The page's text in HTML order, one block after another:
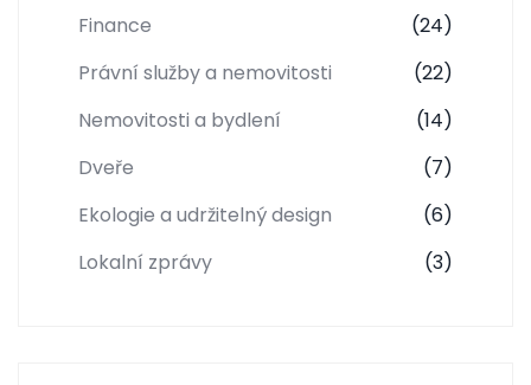
Finance
(24)
Právní služby a nemovitosti
(22)
Nemovitosti a bydlení
(14)
Dveře
(7)
Ekologie a udržitelný design
(6)
Lokalní zprávy
(3)